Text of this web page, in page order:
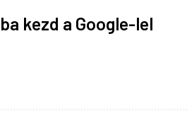
kezd a Google-lel